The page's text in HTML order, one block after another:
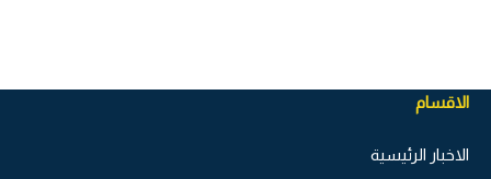
الاقسام
الاخبار الرئيسية